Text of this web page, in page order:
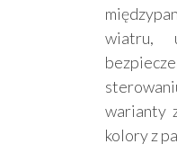
wiatru,
warianty
kolory z